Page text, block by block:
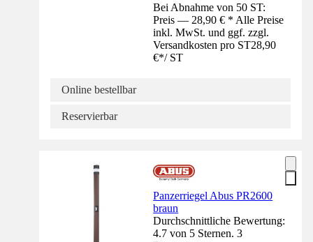
Bei Abnahme von 50 ST:
Preis — 28,90 € * Alle Preise
inkl. MwSt. und ggf. zzgl.
Versandkosten pro ST28,90
€*/ ST
Online bestellbar
Reservierbar
Panzerriegel Abus PR2600
braun
Durchschnittliche Bewertung:
4.7 von 5 Sternen. 3